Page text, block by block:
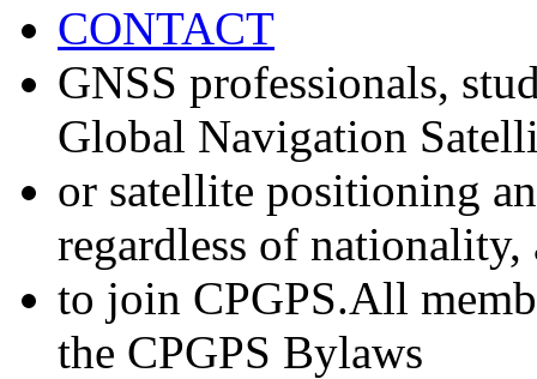
CONTACT
GNSS professionals,
Global Navigation
or satellite positioning
regardless of nationality,
to join CPGPS.All
the CPGPS Bylaws